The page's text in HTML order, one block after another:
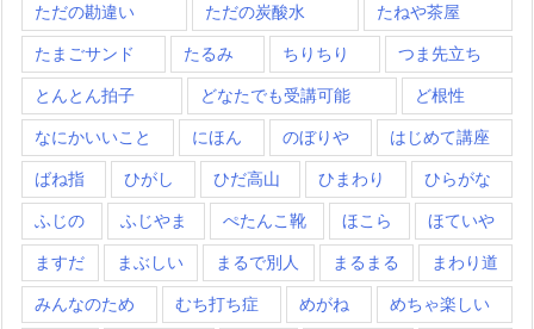
ただの勘違い ただの炭酸水 たねや茶屋
たまごサンド たるみ ちりちり つま先立ち
とんとん拍子 どなたでも受講可能 ど根性
なにかいいこと にほん のぼりや はじめて講座
ばね指 ひがし ひだ高山 ひまわり ひらがな
ふじの ふじやま ぺたんこ靴 ほこら ほていや
ますだ まぶしい まるで別人 まるまる まわり道
みんなのため むち打ち症 めがね めちゃ楽しい